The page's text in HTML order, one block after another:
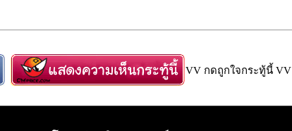
VV กดถูกใจกระทู้นี้ VV